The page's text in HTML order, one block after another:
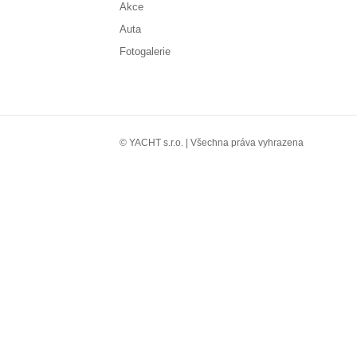
Akce
Auta
Fotogalerie
© YACHT s.r.o. | Všechna práva vyhrazena